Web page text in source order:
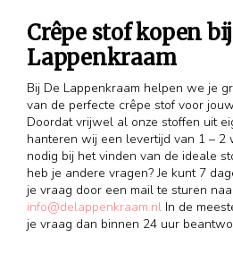
Crêpe stof kopen
Lappenkraam
Bij De Lappenkraam helpen we je
van de perfecte crêpe stof voor
Doordat vrijwel al onze stoffen uit
hanteren wij een levertijd van 1 – 2
nodig bij het vinden van de ideale
heb je andere vragen? Je kunt 7
je vraag door een mail te sturen
info@delappenkraam.nl In de
je vraag dan binnen 24 uur